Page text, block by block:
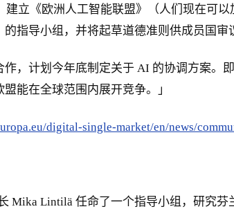
建立《欧洲人工智能联盟》（人们现在可
指导小组，并将起草道德准则供成员国审
作，计划今年底制定关于 AI 的协调方案
能在全球范围内展开竞争。」
digital-single-market/en/news/
Mika Lintilä 任命了一个指导小组，研究